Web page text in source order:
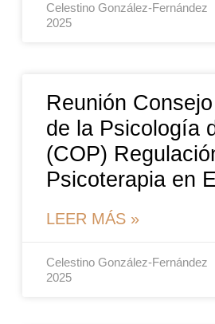
Celestino González-Fernández
2025
Reunión
de la Psicología
(COP)
Psicoterapia en
LEER MÁS »
Celestino González-Fernández
2025